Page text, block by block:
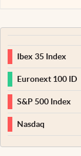
Ibex 35 Index
Euronext 100 ID
S&P 500 Index
Nasdaq